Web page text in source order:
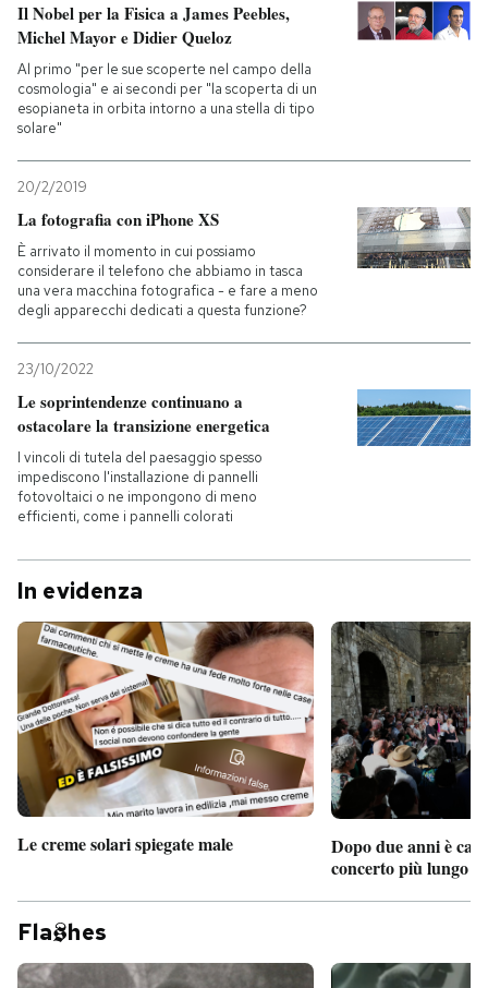
Il Nobel per la Fisica a James Peebles,
Michel Mayor e Didier Queloz
Al primo "per le sue scoperte nel campo della
cosmologia" e ai secondi per "la scoperta di un
esopianeta in orbita intorno a una stella di tipo
solare"
20/2/2019
La fotografia con iPhone XS
È arrivato il momento in cui possiamo
considerare il telefono che abbiamo in tasca
una vera macchina fotografica - e fare a meno
degli apparecchi dedicati a questa funzione?
23/10/2022
Le soprintendenze continuano a
ostacolare la transizione energetica
I vincoli di tutela del paesaggio spesso
impediscono l'installazione di pannelli
fotovoltaici o ne impongono di meno
efficienti, come i pannelli colorati
In evidenza
Le creme solari spiegate male
Dopo due anni è
concerto più lungo
Fla hes